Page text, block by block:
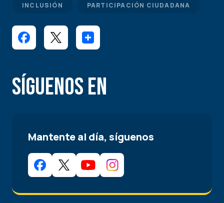
INCLUSIÓN PARTICIPACIÓN CIUDADANA
Síguenos en
Mantente al día, síguenos